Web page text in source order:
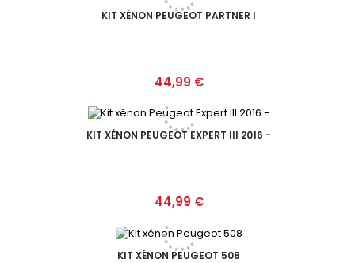
KIT XÉNON PEUGEOT PARTNER I
Prix
44,99 €
KIT XÉNON PEUGEOT EXPERT III 2016 -
Prix
44,99 €
KIT XÉNON PEUGEOT 508